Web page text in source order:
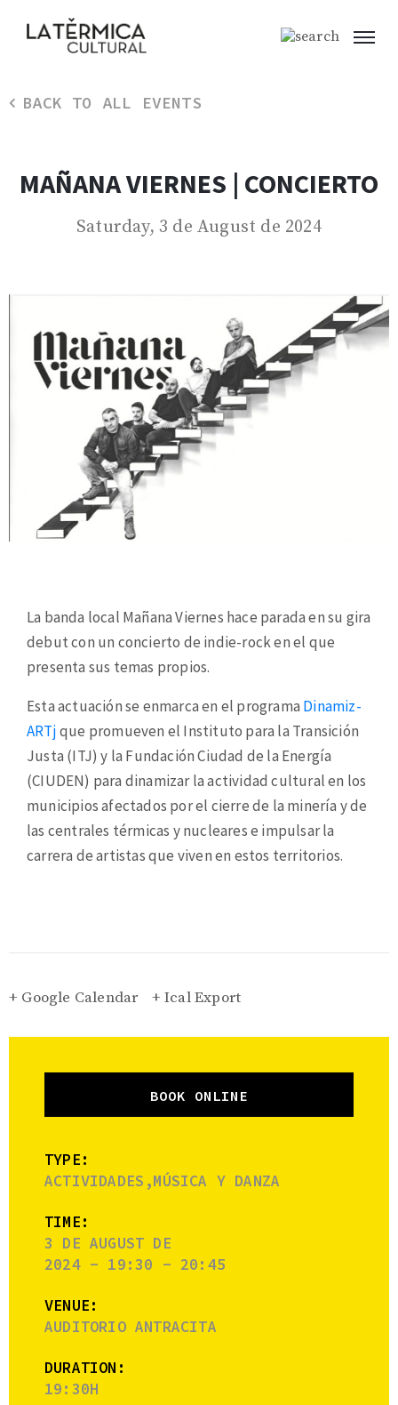
BACK TO ALL EVENTS
MAÑANA VIERNES | CONCIERTO
Saturday, 3 de August de 2024
La banda local Mañana Viernes hace parada en su gira
debut con un concierto de indie-rock en el que
presenta sus temas propios.
Esta actuación se enmarca en el programa Dinamiz-
ARTjque promueven el Instituto para la Transición
Justa (ITJ) y la Fundación Ciudad de la Energía
(CIUDEN) para dinamizar la actividad cultural en los
municipios afectados por el cierre de la minería y de
las centrales térmicas y nucleares e impulsar la
carrera de artistas que viven en estos territorios.
+ Google Calendar + Ical Export
BOOK ONLINE
TYPE:
ACTIVIDADES,MÚSICA Y DANZA
TIME:
3 DE AUGUST DE
2024 - 19:30 - 20:45
VENUE:
AUDITORIO ANTRACITA
DURATION:
19:30H